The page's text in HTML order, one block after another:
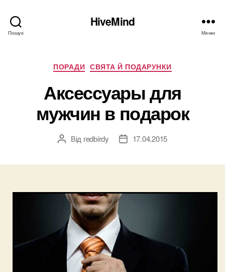
Пошук
HiveMind
Меню
Категорії
ПОРАДИ СВЯТА Й ПОДАРУНКИ
Аксессуары для
мужчин в подарок
Автор
Від redbirdy
Дата17.04.2015